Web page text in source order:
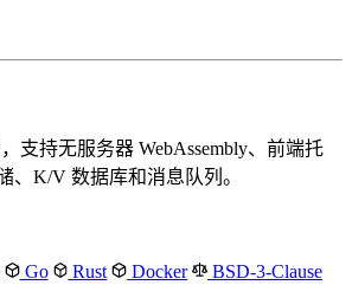
支持无服务器 WebAssembly、前端托
、K/V 数据库和消息队列。
Go Rust Docker BSD-3-Clause